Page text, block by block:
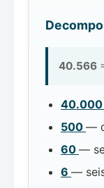
40.566
40.000
500 —
60 —
6 —